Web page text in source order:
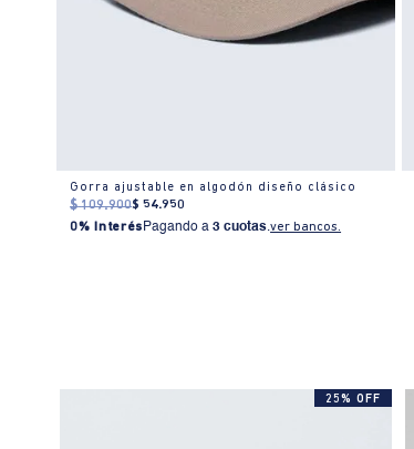
Gorra ajustable en algodón diseño clásico
$ 109.900$ 54.950
0% Interés Pagando a3 cuotas.ver bancos.
25% OFF